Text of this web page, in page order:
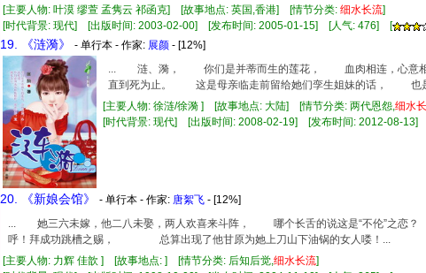
[主要人物: 叶漠 缪萱 孟隽云 祁函克] [故事地点: 英国,香港] [情节分类: 细水长流]
[时代背景: 现代] [出版时间: 2003-02-00] [发布时间: 2005-01-15] [人气: 476] [
19. 《涟漪》 - 单行本 - 作家: 展颜 - [12%]
... 涟、漪， 你们是并蒂而生的莲花， 血肉相连，心意
直到死为止。 这是母亲临走前留给她们孪生姐妹的话， 也是
[主要人物: 徐涟/徐漪 ] [故事地点: 大陆] [情节分类: 两代恩怨,细水
[时代背景: 现代] [出版时间: 2008-02-19] [发布时间: 2012-08-
20. 《新娘会馆》 - 单行本 - 作家: 唐絮飞 - [12%]
... 她三六未嫁，他二八未娶，两人欢喜来斗阵， 哪个长舌的说这是“不伦
呼！拜成功跳槽之赐， 总算出现了他甘原为她上刀山下油锅的女人喽！...
[主要人物: 力辉 佳歆 ] [故事地点: ] [情节分类: 后知后觉,细水长流]